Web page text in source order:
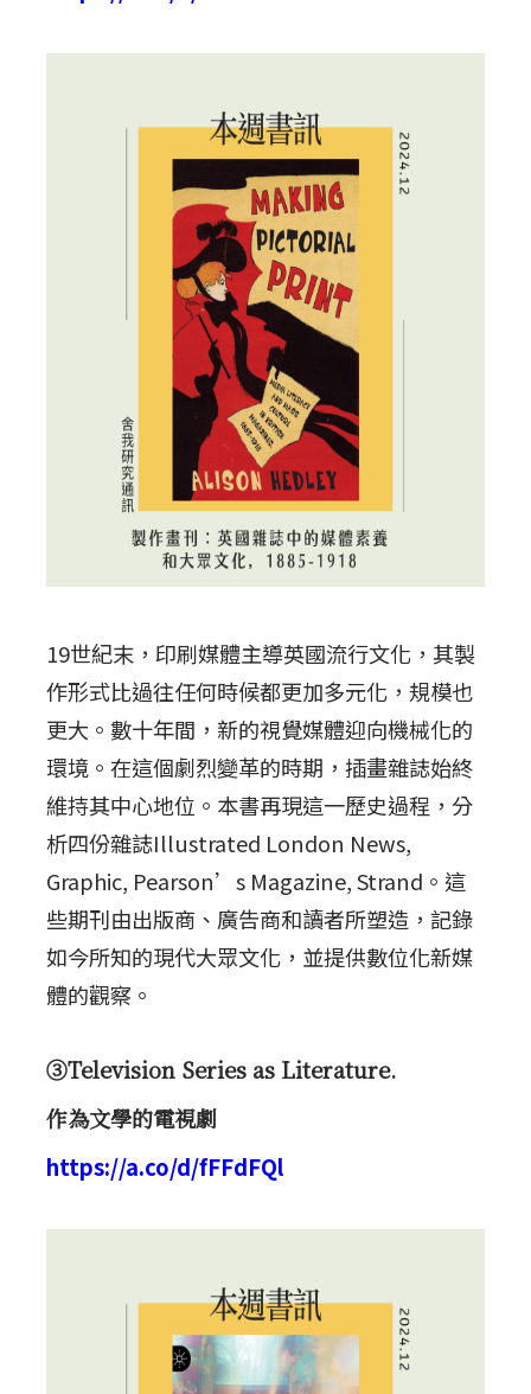
19世紀末，印刷媒體主導英國流行文化，其製
作形式比過往任何時候都更加多元化，規模也
更大。數十年間，新的視覺媒體迎向機械化的
環境。在這個劇烈變革的時期，插畫雜誌始終
維持其中心地位。本書再現這一歷史過程，分
析四份雜誌Illustrated London News,
Graphic, Pearson’s Magazine, Strand。這
些期刊由出版商、廣告商和讀者所塑造，記錄
如今所知的現代大眾文化，並提供數位化新媒
體的觀察。
③Television Series as Literature.
作為文學的電視劇
https://a.co/d/fFFdFQl